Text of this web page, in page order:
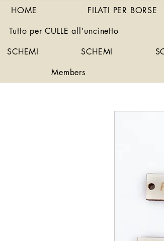
HOME FILATI PER BORSE
Tutto per CULLE all'uncinetto
SCHEMI
SCHEMI
Members